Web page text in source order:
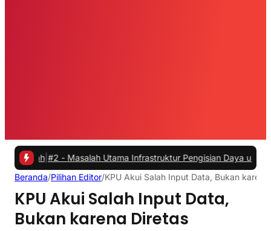
#2 -Masalah Utama Infrastruktur Pengisian Daya untuk Mobil
Beranda/Pilihan Editor/KPU Akui Salah Input Data, Bukan
KPU Akui Salah Input Data,
Bukan karena Diretas